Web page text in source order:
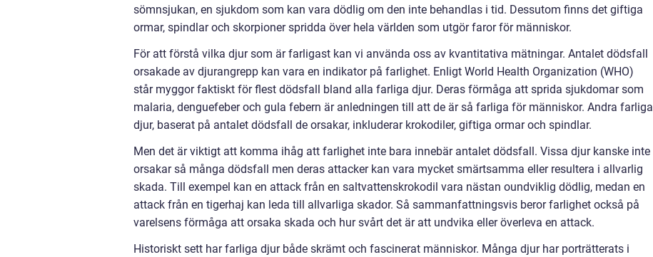
sömnsjukan, en sjukdom som kan vara dödlig om den inte behandlas i tid. Dessutom finns det giftiga
ormar, spindlar och skorpioner spridda över hela världen som utgör faror för människor.
För att förstå vilka djur som är farligast kan vi använda oss av kvantitativa mätningar. Antalet dödsfall
orsakade av djurangrepp kan vara en indikator på farlighet. Enligt World Health Organization (WHO)
står myggor faktiskt för flest dödsfall bland alla farliga djur. Deras förmåga att sprida sjukdomar som
malaria, denguefeber och gula febern är anledningen till att de är så farliga för människor. Andra farliga
djur, baserat på antalet dödsfall de orsakar, inkluderar krokodiler, giftiga ormar och spindlar.
Men det är viktigt att komma ihåg att farlighet inte bara innebär antalet dödsfall. Vissa djur kanske inte
orsakar så många dödsfall men deras attacker kan vara mycket smärtsamma eller resultera i allvarlig
skada. Till exempel kan en attack från en saltvattenskrokodil vara nästan oundviklig dödlig, medan en
attack från en tigerhaj kan leda till allvarliga skador. Så sammanfattningsvis beror farlighet också på
varelsens förmåga att orsaka skada och hur svårt det är att undvika eller överleva en attack.
Historiskt sett har farliga djur både skrämt och fascinerat människor. Många djur har porträtterats i